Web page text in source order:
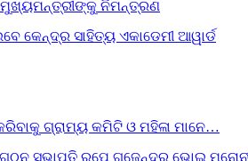
ମୁଖ୍ୟମନ୍ତ୍ରୀଙ୍କୁ ନିମନ୍ତ୍ରଣ
କେନ୍ଦ୍ର ସାହିତ୍ୟ ଏକାଡେମୀ ଆୱାର୍ଡ
ଗ୍ରାମ୍ୟ କମିଟି ଓ ମହିଳା ମାନେ…
ସଭାପତି ରୂପେ ଗଜେନ୍ଦ୍ର ଭୋଇ